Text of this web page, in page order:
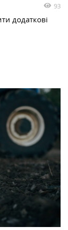
93
додаткові